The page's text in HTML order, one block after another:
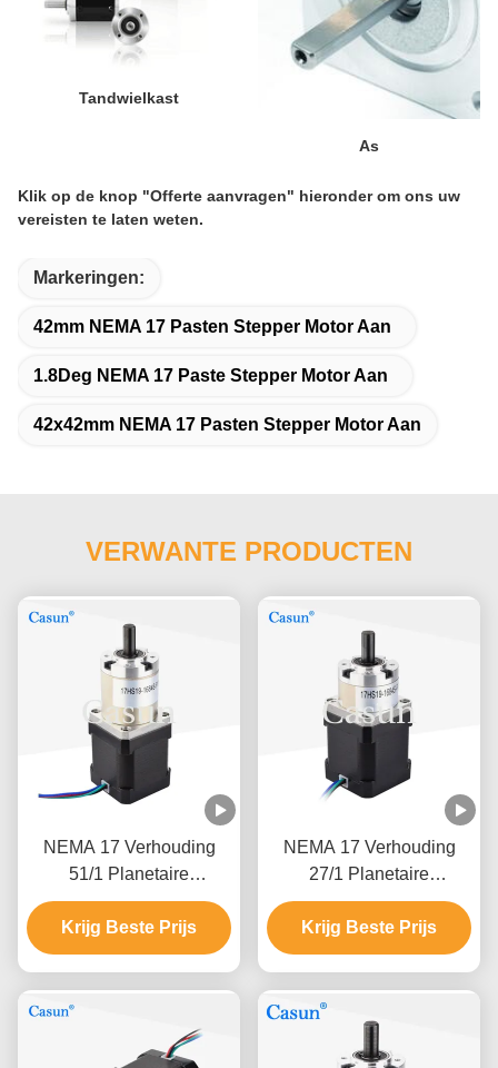
Tandwielkast
As
Klik op de knop "Offerte aanvragen" hieronder om ons uw
vereisten te laten weten.
Markeringen:
42mm NEMA 17 Pasten Stepper Motor Aan
1.8Deg NEMA 17 Paste Stepper Motor Aan
42x42mm NEMA 17 Pasten Stepper Motor Aan
VERWANTE PRODUCTEN
NEMA 17 Verhouding
51/1 Planetaire
versnellingsmotor
Reducer
Getransformeerde
versnellingsbak voor
CNC-mechanische arm
Krijg Beste Prijs
NEMA 17 Verhouding
27/1 Planetaire
versnellingsmotor reducer
versnellingsratemotor met
versnellingsbak voor
Krijg Beste Prijs